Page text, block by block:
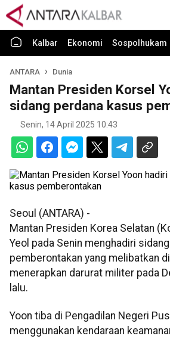
Kalbar Ekonomi Sospolhukam
ANTARA Dunia
Mantan Presiden Korsel
sidang perdana kasus
Senin, 14 April 2025 10:43
Seoul (ANTARA) -
Mantan Presiden Korea Selatan
Yeol pada Senin menghadiri
pemberontakan yang melibatkan
menerapkan darurat militer pada
lalu.
Yoon tiba di Pengadilan Negeri
menggunakan kendaraan